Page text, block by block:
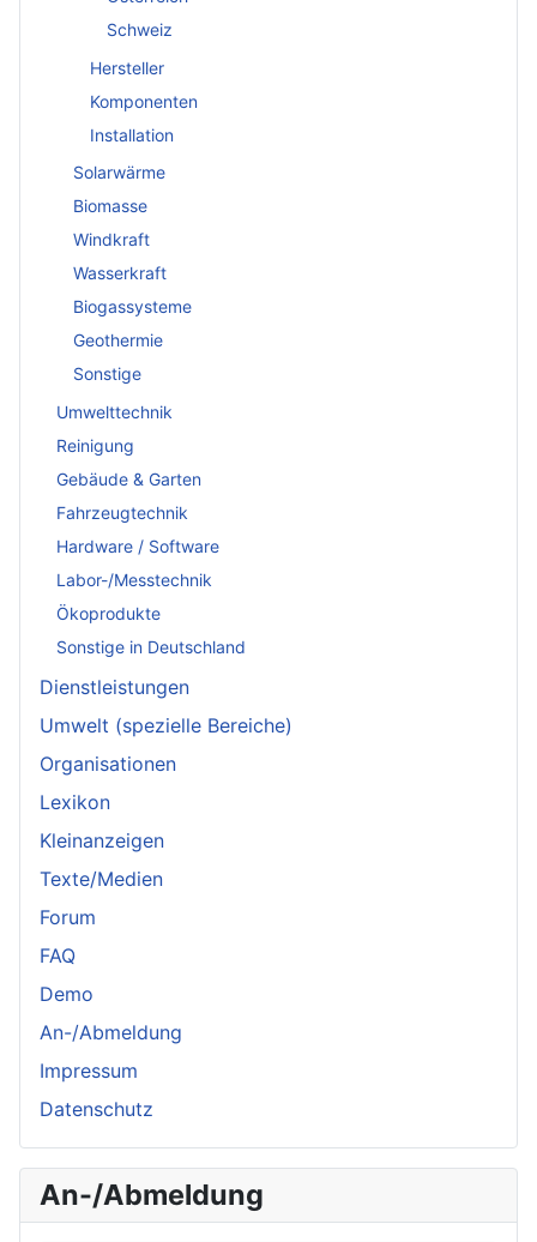
Schweiz
Hersteller
Komponenten
Installation
Solarwärme
Biomasse
Windkraft
Wasserkraft
Biogassysteme
Geothermie
Sonstige
Umwelttechnik
Reinigung
Gebäude & Garten
Fahrzeugtechnik
Hardware / Software
Labor-/Messtechnik
Ökoprodukte
Sonstige in Deutschland
Dienstleistungen
Umwelt (spezielle Bereiche)
Organisationen
Lexikon
Kleinanzeigen
Texte/Medien
Forum
FAQ
Demo
An-/Abmeldung
Impressum
Datenschutz
An-/Abmeldung